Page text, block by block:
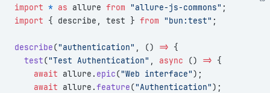
import * as allure from "allure-js-commons" ;
import { describe, test } from "bun:test" ;
describe("authentication" , () => {
  test
("Test Authentication" , async () => {
    await
allure. epic("Web interface");
    await
allure.feature("Authentication");